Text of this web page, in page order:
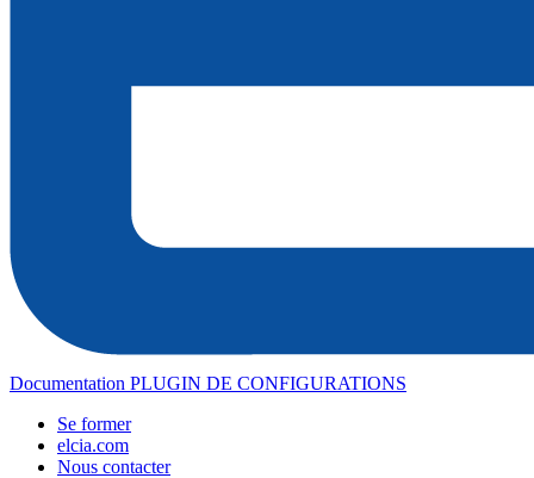
Documentation PLUGIN DE CONFIGURATIONS
Se former
elcia.com
Nous contacter